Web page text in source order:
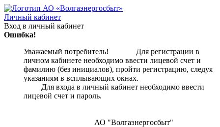
Личный кабинет
Вход в личный кабинет
Ошибка!
Уважаемый потребитель! Для регистрации в
личном кабинете необходимо ввести лицевой счет и
фамилию (без инициалов), пройти регистрацию, следуя
указаниям в всплывающих окнах.
Для входа в личный кабинет необходимо ввести
лицевой счет и пароль.
АО "Волгаэнергосбыт"